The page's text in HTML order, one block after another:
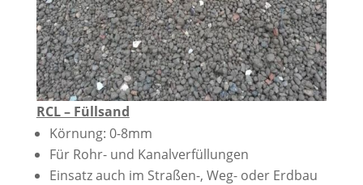
RCL – Füllsand
Körnung: 0-8mm
Für Rohr- und Kanalverfüllungen
Einsatz auch im Straßen-, Weg- oder Erdbau